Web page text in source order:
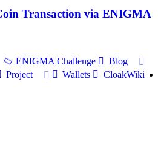
Transaction via ENIGMA
ENIGMA Challenge
Blog
Project
Wallets CloakWiki